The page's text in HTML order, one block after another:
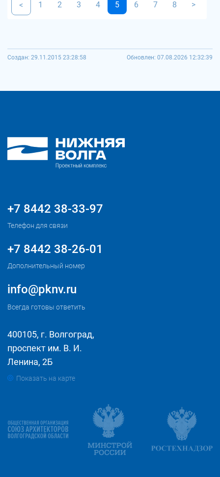
< 1 2 3 4 5 6 7 8 >
Создан: 29.11.2015 23:28:58 Обновлен: 07.08.2026 12:32:39
+7 8442 38-33-97
Телефон для связи
+7 8442 38-26-01
Дополнительный номер
info@pknv.ru
Всегда готовы ответить
400105, г. Волгоград,
проспект им. В. И.
Ленина, 2Б
Показать на карте